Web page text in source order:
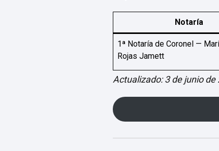
Notaría
1ª Notaría de Coronel —
Rojas Jamett
Actualizado: 3 de junio de